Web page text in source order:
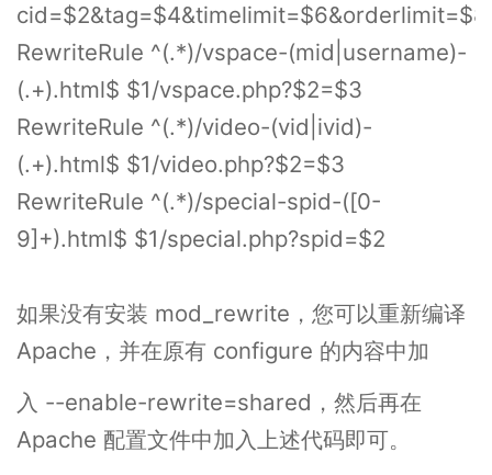
RewriteRule ^(.*)/vspace-(mid|username)-
(.+).html$ $1/vspace.php?$2=$3
RewriteRule ^(.*)/video-(vid|ivid)-
(.+).html$ $1/video.php?$2=$3
RewriteRule ^(.*)/special-spid-([0-
9]+).html$ $1/special.php?spid=$2
如果没有安装 mod_rewrite，您可以重新编译
Apache，并在原有 configure 的内容中加
入 --enable-rewrite=shared，然后再在
Apache 配置文件中加入上述代码即可。